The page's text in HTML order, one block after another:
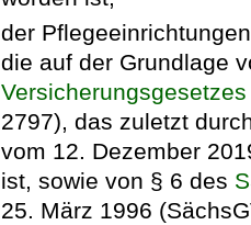
der
die auf der Grundlage
Versicherungsgesetzes
2797), das zuletzt
vom 12. Dezember
ist, sowie von § 6 des
25. März 1996